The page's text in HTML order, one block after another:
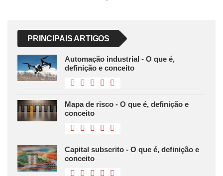
PRINCIPAIS ARTIGOS
Automação industrial - O que é,
definição e conceito
Mapa de risco - O que é, definição e
conceito
Capital subscrito - O que é, definição e
conceito